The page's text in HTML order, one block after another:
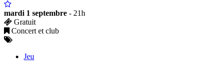
mardi 1 septembre - 21h
Gratuit
Concert et club
Jeu